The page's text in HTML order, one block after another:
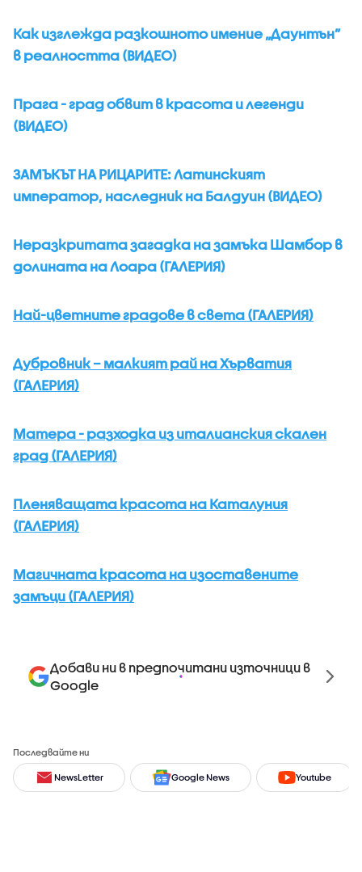
Как изглежда разкошното имение „Даунтън”
в реалността (ВИДЕО)
Прага - град обвит в красота и легенди
(ВИДЕО)
ЗАМЪКЪТ НА РИЦАРИТЕ: Латинският
император, наследник на Балдуин (ВИДЕО)
Неразкритата загадка на замъка Шамбор в
долината на Лоара (ГАЛЕРИЯ)
Най-цветните градове в света (ГАЛЕРИЯ)
Дубровник – малкият рай на Хърватия
(ГАЛЕРИЯ)
Матера - разходка из италианския скален
град (ГАЛЕРИЯ)
Пленяващата красота на Каталуния
(ГАЛЕРИЯ)
Магичната красота на изоставените
замъци (ГАЛЕРИЯ)
Добави ни в предпочитани източници в
Google
Последвайте ни
NewsLetter Google News Youtube